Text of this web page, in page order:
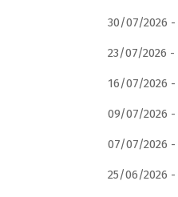
30/07/2026 -
23/07/2026 -
16/07/2026 -
09/07/2026 -
07/07/2026 -
25/06/2026 -